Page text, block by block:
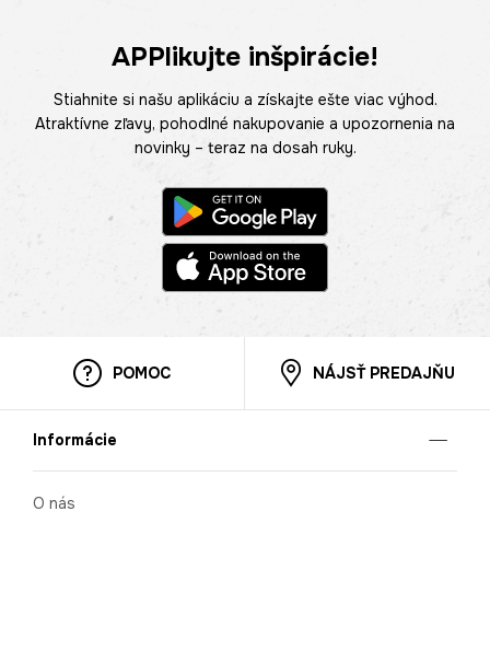
APPlikujte inšpirácie!
Stiahnite si našu aplikáciu a získajte ešte viac výhod.
Atraktívne zľavy, pohodlné nakupovanie a upozornenia na
novinky – teraz na dosah ruky.
POMOC NÁJSŤ PREDAJŇU
Informácie
O nás